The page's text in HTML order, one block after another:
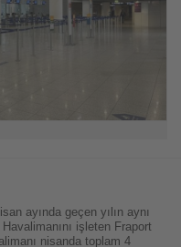
ayında geçen yılın aynı
işleten Fraport
nisanda toplam 4